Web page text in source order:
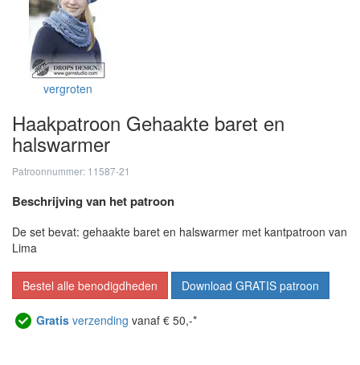
vergroten
Haakpatroon Gehaakte baret en
halswarmer
Patroonnummer: 11587-21
Beschrijving van het patroon
De set bevat: gehaakte baret en halswarmer met kantpatroon van
Lima
Bestel alle benodigdheden Download GRATIS patroon
Gratis verzending vanaf € 50,-*